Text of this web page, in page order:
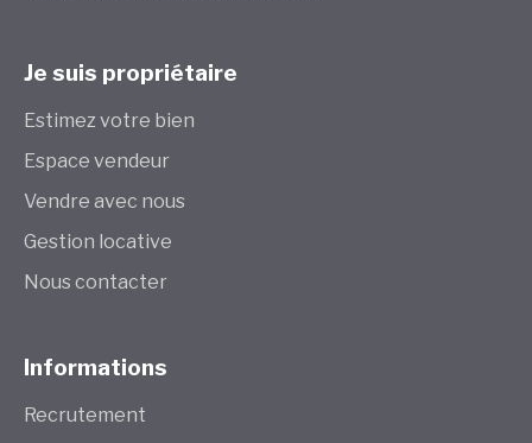
Je suis propriétaire
Estimez votre bien
Espace vendeur
Vendre avec nous
Gestion locative
Nous contacter
Informations
Recrutement